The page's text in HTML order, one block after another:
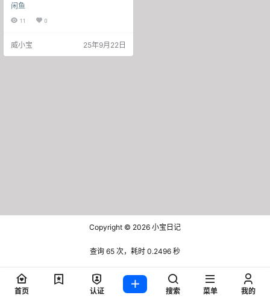
其他的平台可以做的？答案是有
的，今天店雷达给大家分享一种新
用压资金。你可以直接在1688上低
价进货，把商品信息搬到闲鱼上，
闲鱼
11 0
威小宝 25年9月22日
Copyright © 2026 小宝日记
查询 65 次，耗时 0.2496 秒
首页 认证 搜索 菜单 我的